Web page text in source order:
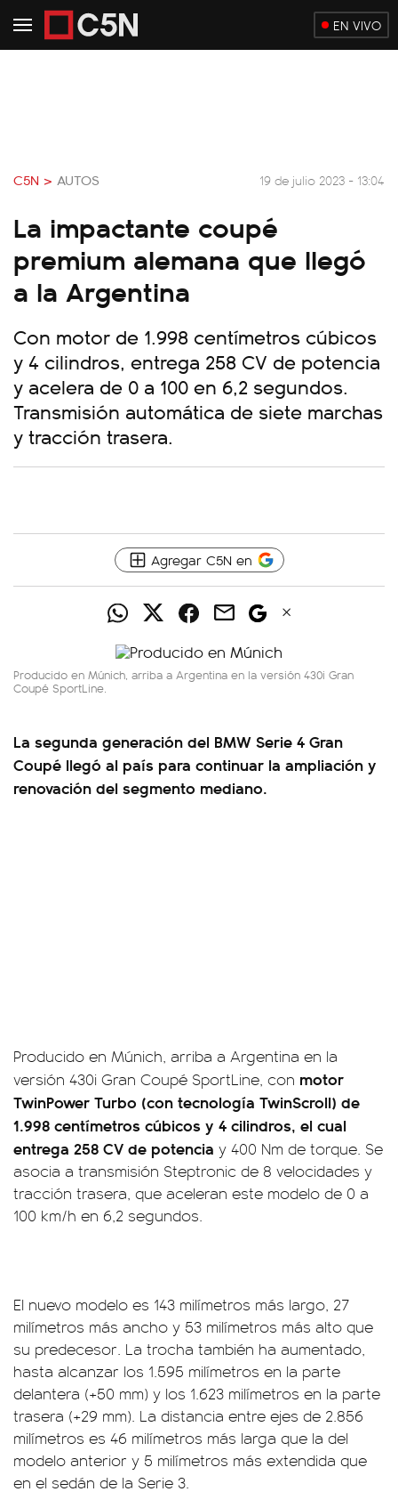
EN VIVO
C5N > AUTOS 19 de julio 2023 - 13:04
La impactante coupé
premium alemana que llegó
a la Argentina
Con motor de 1.998 centímetros cúbicos
y 4 cilindros, entrega 258 CV de potencia
y acelera de 0 a 100 en 6,2 segundos.
Transmisión automática de siete marchas
y tracción trasera.
Agregar C5N en
Producido en Múnich, arriba a Argentina en la versión 430i Gran
Coupé SportLine.
La segunda generación del BMW Serie 4 Gran
Coupé llegó al país para continuar la ampliación y
renovación del segmento mediano.
Producido en Múnich, arriba a Argentina en la
versión 430i Gran Coupé SportLine, con motor
TwinPower Turbo (con tecnología TwinScroll) de
1.998 centímetros cúbicos y 4 cilindros, el cual
entrega 258 CV de potencia y 400 Nm de torque. Se
asocia a transmisión Steptronic de 8 velocidades y
tracción trasera, que aceleran este modelo de 0 a
100 km/h en 6,2 segundos.
El nuevo modelo es 143 milímetros más largo, 27
milímetros más ancho y 53 milímetros más alto que
su predecesor. La trocha también ha aumentado,
hasta alcanzar los 1.595 milímetros en la parte
delantera (+50 mm) y los 1.623 milímetros en la parte
trasera (+29 mm). La distancia entre ejes de 2.856
milímetros es 46 milímetros más larga que la del
modelo anterior y 5 milímetros más extendida que
en el sedán de la Serie 3.